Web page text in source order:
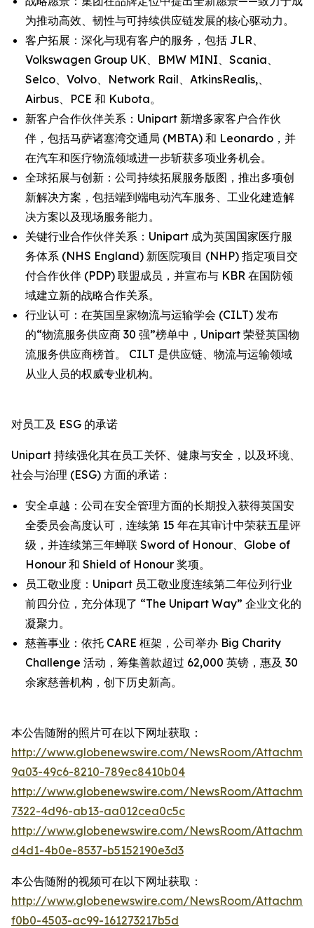
为推动高效、韧性与可持续供应链发展的核心驱动力。
客户拓展：深化与现有客户的服务，包括 JLR、
Volkswagen Group UK、BMW MINI、Scania、
Selco、Volvo、Network Rail、AtkinsRealis,、
Airbus、PCE 和 Kubota。
新客户合作伙伴关系：Unipart 新增多家客户合作伙
伴，包括马萨诸塞湾交通局 (MBTA) 和 Leonardo，并
在汽车和医疗物流领域进一步斩获多项业务机会。
全球拓展与创新：公司持续拓展服务版图，推出多项创
新解决方案，包括端到端电动汽车服务、工业化建造解
决方案以及现场服务能力。
关键行业合作伙伴关系：Unipart 成为英国国家医疗服
务体系 (NHS England) 新医院项目 (NHP) 指定项目交
付合作伙伴 (PDP) 联盟成员，并宣布与 KBR 在国防领
域建立新的战略合作关系。
行业认可：在英国皇家物流与运输学会 (CILT) 发布
的“物流服务供应商 30 强”榜单中，Unipart 荣登英国物
流服务供应商榜首。 CILT 是供应链、物流与运输领域
从业人员的权威专业机构。
对员工及 ESG 的承诺
Unipart 持续强化其在员工关怀、健康与安全，以及环境、
社会与治理 (ESG) 方面的承诺：
安全卓越：公司在安全管理方面的长期投入获得英国安
全委员会高度认可，连续第 15 年在其审计中荣获五星评
级，并连续第三年蝉联 Sword of Honour、Globe of
Honour 和 Shield of Honour 奖项。
员工敬业度：Unipart 员工敬业度连续第二年位列行业
前四分位，充分体现了 “The Unipart Way” 企业文化的
凝聚力。
慈善事业：依托 CARE 框架，公司举办 Big Charity
Challenge 活动，筹集善款超过 62,000 英镑，惠及 30
余家慈善机构，创下历史新高。
本公告随附的照片可在以下网址获取：
http://www.globenewswire.com/NewsRoom/
9a03-49c6-8210-789ec8410b04
http://www.globenewswire.com/NewsRoom/
7322-4d96-ab13-aa012cea0c5c
http://www.globenewswire.com/NewsRoom/
d4d1-4b0e-8537-b5152190e3d3
本公告随附的视频可在以下网址获取：
http://www.globenewswire.com/NewsRoom/
f0b0-4503-ac99-161273217b5d